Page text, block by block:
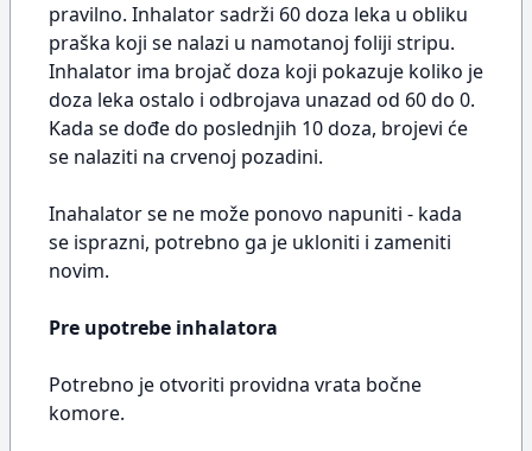
pravilno. Inhalator sadrži 60 doza leka u obliku
praška koji se nalazi u namotanoj foliji stripu.
Inhalator ima brojač doza koji pokazuje koliko je
doza leka ostalo i odbrojava unazad od 60 do 0.
Kada se dođe do poslednjih 10 doza, brojevi će
se nalaziti na crvenoj pozadini.
Inahalator se ne može ponovo napuniti - kada
se isprazni, potrebno ga je ukloniti i zameniti
novim.
Pre upotrebe inhalatora
Potrebno je otvoriti providna vrata bočne
komore.